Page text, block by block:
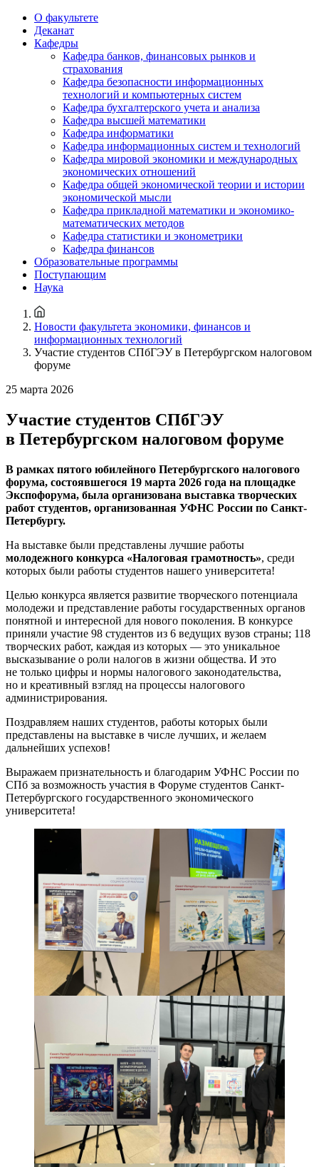
О факультете
Деканат
Кафедры
Кафедра банков, финансовых рынков и
страхования
Кафедра безопасности информационных
технологий и компьютерных систем
Кафедра бухгалтерского учета и анализа
Кафедра высшей математики
Кафедра информатики
Кафедра информационных систем и технологий
Кафедра мировой экономики и международных
экономических отношений
Кафедра общей экономической теории и истории
экономической мысли
Кафедра прикладной математики и экономико-
математических методов
Кафедра статистики и эконометрики
Кафедра финансов
Образовательные программы
Поступающим
Наука
Новости факультета экономики, финансов и
информационных технологий
Участие студентов СПбГЭУ в Петербургском налоговом
форуме
25 марта 2026
Участие студентов СПбГЭУ
в Петербургском налоговом форуме
В рамках пятого юбилейного Петербургского налогового
форума, состоявшегося 19 марта 2026 года на площадке
Экспофорума, была организована выставка творческих
работ студентов, организованная УФНС России по Санкт-
Петербургу.
На выставке были представлены лучшие работы
молодежного конкурса «Налоговая грамотность», среди
которых были работы студентов нашего университета!
Целью конкурса является развитие творческого потенциала
молодежи и представление работы государственных органов
понятной и интересной для нового поколения. В конкурсе
приняли участие 98 студентов из 6 ведущих вузов страны; 118
творческих работ, каждая из которых — это уникальное
высказывание о роли налогов в жизни общества. И это
не только цифры и нормы налогового законодательства,
но и креативный взгляд на процессы налогового
администрирования.
Поздравляем наших студентов, работы которых были
представлены на выставке в числе лучших, и желаем
дальнейших успехов!
Выражаем признательность и благодарим УФНС России по
СПб за возможность участия в Форуме студентов Санкт-
Петербургского государственного экономического
университета!